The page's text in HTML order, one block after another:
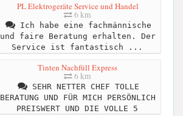
PL Elektrogeräte Service und Handel
6 km
Ich habe eine fachmännische
und faire Beratung erhalten. Der
Service ist fantastisch ...
Tinten Nachfüll Express
6 km
SEHR NETTER CHEF TOLLE
BERATUNG UND FÜR MICH PERSÖNLICH
PREISWERT UND DIE VOLLE 5